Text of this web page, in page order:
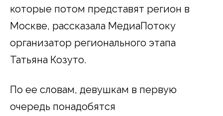
которые потом представят регион в
Москве, рассказала МедиаПотоку
организатор регионального этапа
Татьяна Козуто.
По ее словам, девушкам в первую
очередь понадобятся